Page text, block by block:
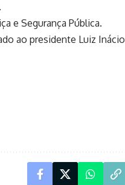
e Segurança Pública.
ao presidente Luiz Inácio